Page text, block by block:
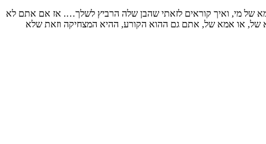
אמא של מי, ואיך קוראים לזאתי שהבן שלה הרביץ לשלך…. אז אם אתם לא
של, או אמא של, אתם גם ההוא הקורע, ההיא המצחיקה וזאת שלא